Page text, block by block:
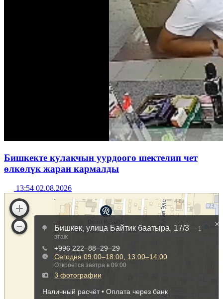
Бишкекте кулакчын уурдоого шектелип чет
өлкөлүк жаран кармалды
13:54 02.08.2026